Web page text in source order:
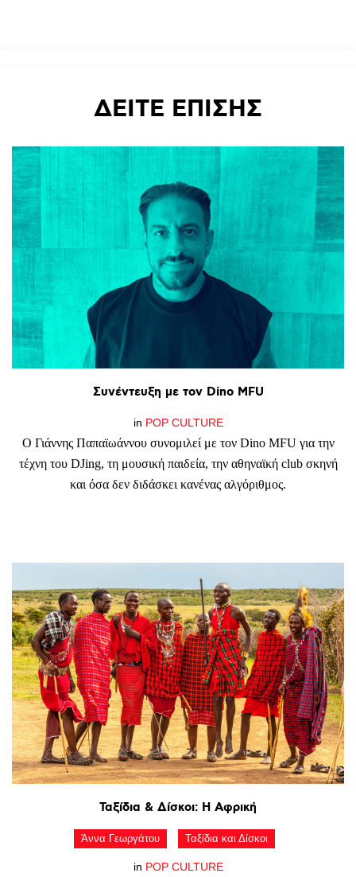
ΔΕΙΤΕ ΕΠΙΣΗΣ
Συνέντευξη με τον Dino MFU
in POP CULTURE
Ο Γιάννης Παπαϊωάννου συνομιλεί με τον Dino MFU για την
τέχνη του DJing, τη μουσική παιδεία, την αθηναϊκή club σκηνή
και όσα δεν διδάσκει κανένας αλγόριθμος.
Ταξίδια & Δίσκοι: Η Αφρική
Άννα Γεωργάτου Ταξίδια και Δίσκοι
in POP CULTURE